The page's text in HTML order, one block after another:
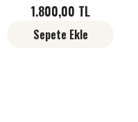
1.800,00 TL
Sepete Ekle